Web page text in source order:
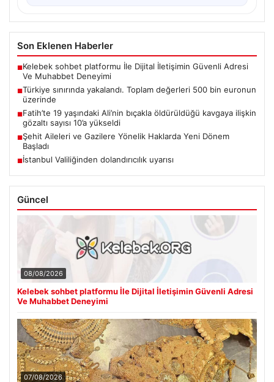
Son Eklenen Haberler
■Kelebek sohbet platformu İle Dijital İletişimin Güvenli Adresi
Ve Muhabbet Deneyimi
■Türkiye sınırında yakalandı. Toplam değerleri 500 bin euronun
üzerinde
■Fatih’te 19 yaşındaki Ali’nin bıçakla öldürüldüğü kavgaya ilişkin
gözaltı sayısı 10’a yükseldi
■Şehit Aileleri ve Gazilere Yönelik Haklarda Yeni Dönem
Başladı
■İstanbul Valiliğinden dolandırıcılık uyarısı
Güncel
08/08/2026
Kelebek sohbet platformu İle Dijital İletişimin Güvenli Adresi
Ve Muhabbet Deneyimi
07/08/2026